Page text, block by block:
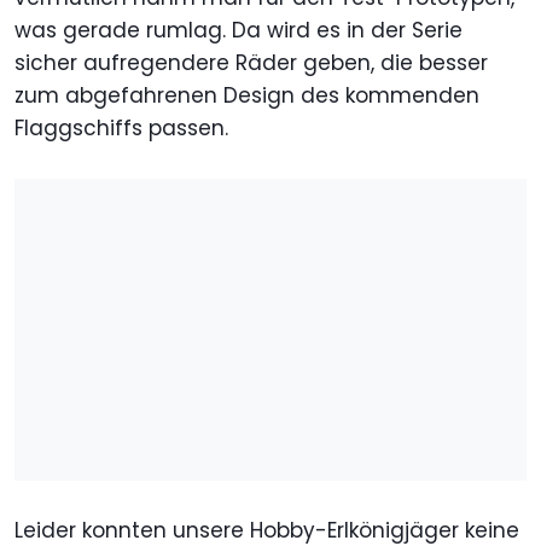
was gerade rumlag. Da wird es in der Serie
sicher aufregendere Räder geben, die besser
zum abgefahrenen Design des kommenden
Flaggschiffs passen.
Leider konnten unsere Hobby-Erlkönigjäger keine